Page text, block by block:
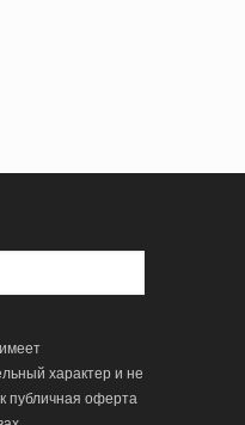
характер и не
публичная оферта